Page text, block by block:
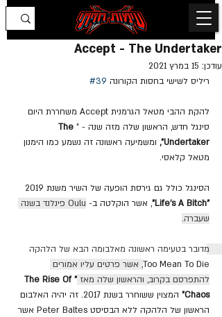
Accept - The Undertaker
עודכן: 15 במרץ 2021
ריליס לשישי בחסות הקורונה #39
להקת ההבי מטאל הגרמנית Accept משחררת היום
סינגל חדש, הראשון שלה מזה שנה - " The
Undertaker",
ומשמיעה ראשונה זה נשמע כמו הימנון
מטאל קלאסי.
הסינגל כולל גם גירסת הופעה של השיר משנת 2019
"Life's A Bitch"
, אשר הוקלטה ב-
Oulu פינלנד בשנה
שעברה.
מדובר בטעימה ראשונה מאלבומה הבא של הלהקה
Too Mean To Die, אשר פרטים עליו אמורים
להתפרסם בקרוב, והראשון שלה מאז
"The Rise Of
Chaos"
המצוין ששוחרר בשנת 2017. זה יהיה האלבום
הראשון של הלהקה ללא הבסיסט Peter Baltes
אשר